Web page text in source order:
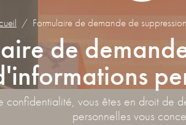
Formulaire de demande de
de
confidentialité, vous êtes en droit de
personnelles vous